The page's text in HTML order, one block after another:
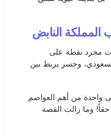
المملكة النابض
مجرد نقطة على
وجسر يربط بين
واحدة من أهم العواصم
وما زالت القصة